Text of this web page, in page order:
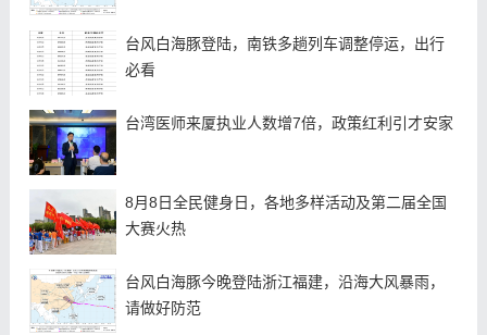
台风白海豚登陆，南铁多趟列车调整停运，出行
必看
台湾医师来厦执业人数增7倍，政策红利引才安家
8月8日全民健身日，各地多样活动及第二届全国
大赛火热
台风白海豚今晚登陆浙江福建，沿海大风暴雨，
请做好防范